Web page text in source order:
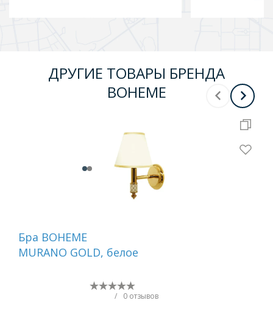
ДРУГИЕ ТОВАРЫ БРЕНДА
BOHEME
Бра BOHEME
MURANO GOLD, белое
/ 0 отзывов